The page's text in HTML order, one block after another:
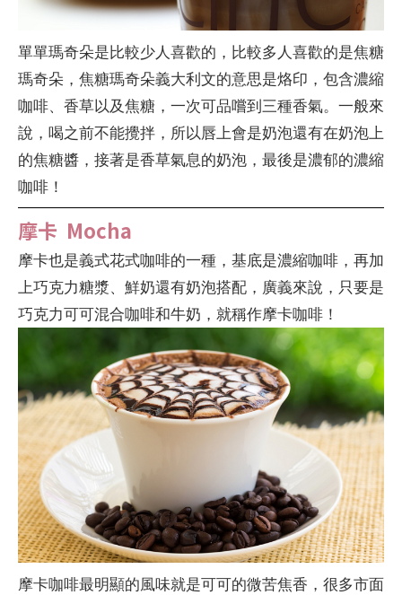
單單瑪奇朵是比較少人喜歡的，比較多人喜歡的是焦糖
瑪奇朵，焦糖瑪奇朵義大利文的意思是烙印，包含濃縮
咖啡、香草以及焦糖，一次可品嚐到三種香氣。一般來
說，喝之前不能攪拌，所以唇上會是奶泡還有在奶泡上
的焦糖醬，接著是香草氣息的奶泡，最後是濃郁的濃縮
咖啡！
摩卡 Mocha
摩卡也是義式花式咖啡的一種，基底是濃縮咖啡，再加
上巧克力糖漿、鮮奶還有奶泡搭配，廣義來說，只要是
巧克力可可混合咖啡和牛奶，就稱作摩卡咖啡！
摩卡咖啡最明顯的風味就是可可的微苦焦香，很多市面